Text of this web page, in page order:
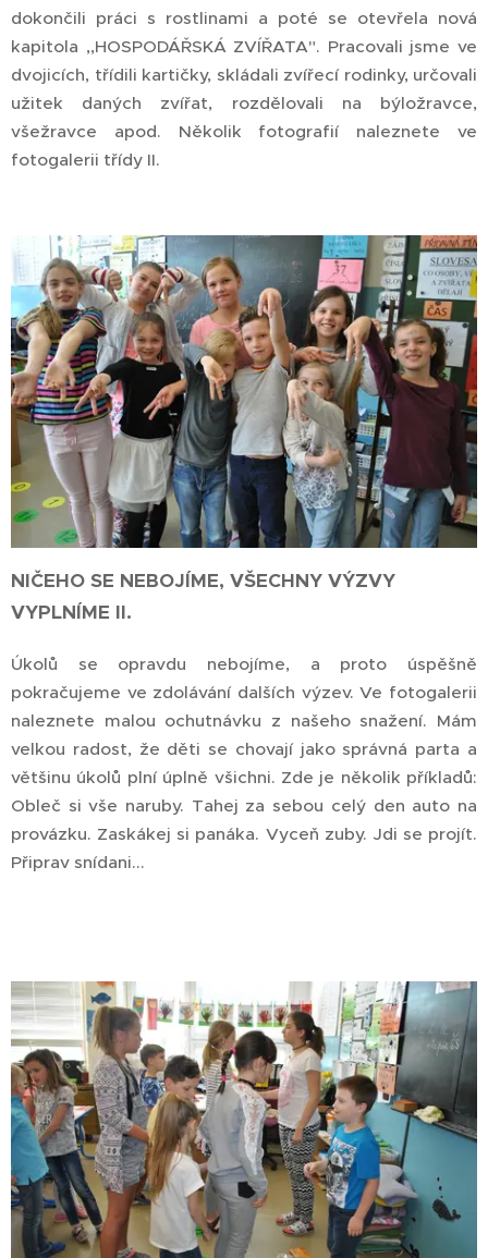
dokončili práci s rostlinami a poté se otevřela nová
kapitola ,,HOSPODÁŘSKÁ ZVÍŘATA". Pracovali jsme ve
dvojicích, třídili kartičky, skládali zvířecí rodinky, určovali
užitek daných zvířat, rozdělovali na býložravce,
všežravce apod. Několik fotografií naleznete ve
fotogalerii třídy II.
NIČEHO SE NEBOJÍME, VŠECHNY VÝZVY
VYPLNÍME II.
Úkolů se opravdu nebojíme, a proto úspěšně
pokračujeme ve zdolávání dalších výzev. Ve fotogalerii
naleznete malou ochutnávku z našeho snažení. Mám
velkou radost, že děti se chovají jako správná parta a
většinu úkolů plní úplně všichni. Zde je několik příkladů:
Obleč si vše naruby. Tahej za sebou celý den auto na
provázku. Zaskákej si panáka. Vyceň zuby. Jdi se projít.
Připrav snídani...